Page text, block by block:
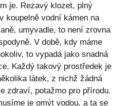
je. Rezavý klozet, plný
koupelně vodní kámen na
umyvadle, to není zrovna
V době, kdy máme
to vypadá jako snadná
Každý takový prostředek je
látek, z nichž žádná
zdraví, potažmo pro přírodu.
je omýt vodou, a ta se